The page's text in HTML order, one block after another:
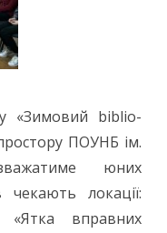
«Зимовий biblio-
ПОУНБ ім.
юних
чекають локації:
«Ятка вправних